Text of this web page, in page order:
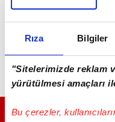
Rıza Bilgiler
"Sitelerimizde reklam
yürütülmesi amaçları
Bu çerezler,GÜNÜN EN